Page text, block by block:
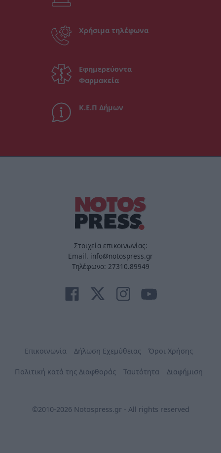
Χρήσιμα τηλέφωνα
Εφημερεύοντα
Φαρμακεία
Κ.Ε.Π Δήμων
Στοιχεία επικοινωνίας:
Email. info@notospress.gr
Τηλέφωνο: 27310.89949
Επικοινωνία Δήλωση Εχεμύθειας Όροι Χρήσης
Πολιτική κατά της Διαφθοράς Ταυτότητα Διαφήμιση
©2010-2026 Notospress.gr - All rights reserved